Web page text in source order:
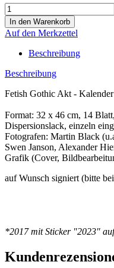
Auf den Merkzettel
Beschreibung
Beschreibung
Fetish Gothic Akt -
Format: 32 x 46 cm, 14
Dispersionslack, einzeln
Fotografen: Martin Black
Swen Janson, Alexander
Grafik (Cover,
auf Wunsch signiert (bitte
*2017 mit Sticker "2023"